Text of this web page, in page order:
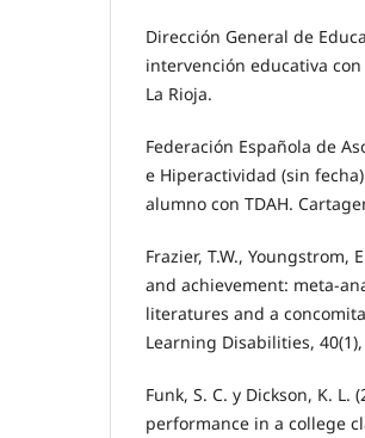
Dirección General de
intervención educativa
La Rioja.
Federación Española de
e Hiperactividad (sin
alumno con TDAH.
Frazier, T.W., Youngstrom,
and achievement: meta-
literatures and a
Learning Disabilities, 40(1),
Funk, S. C. y Dickson, K.
performance in a college